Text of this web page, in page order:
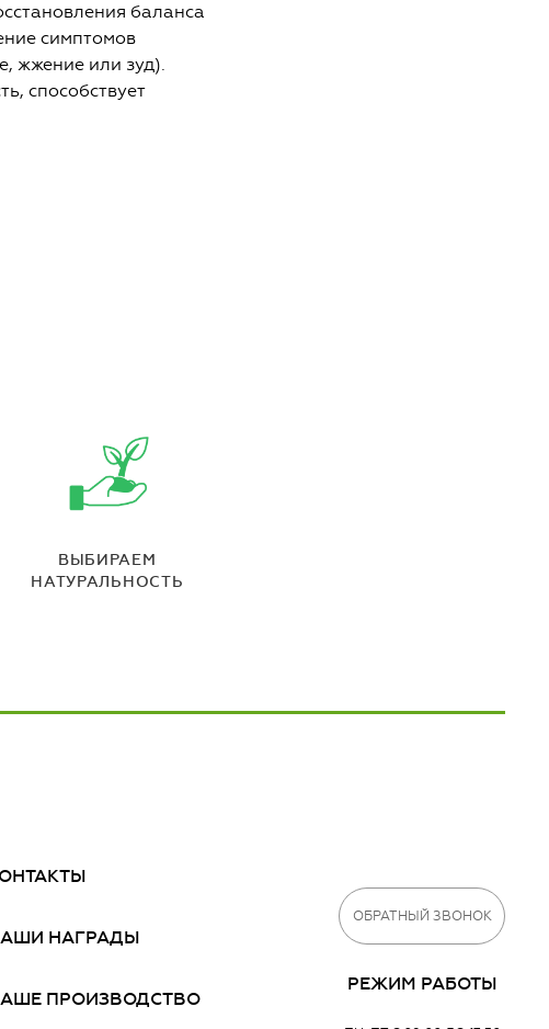
баланса
симптомов
жжение или зуд).
способствует
ВЫБИРАЕМ
НАТУРАЛЬНОСТЬ
НАГРАДЫ
ПРОИЗВОДСТВО
ОБРАТНЫЙ ЗВОНОК
РЕЖИМ РАБОТЫ